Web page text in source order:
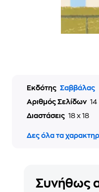
Εκδότης Σαββάλας
Αριθμός Σελίδων 14
Διαστάσεις 18 x 18
Δες όλα τα
Συνήθως